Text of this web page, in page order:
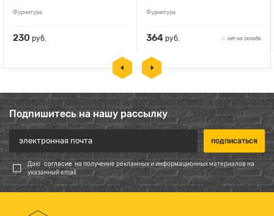
Фурнитура
230 руб.
Фурнитура
364 руб. нет на складе
Подпишитесь на нашу рассылку
Даю согласие на получение рекламных и информационных материалов на
указанный email